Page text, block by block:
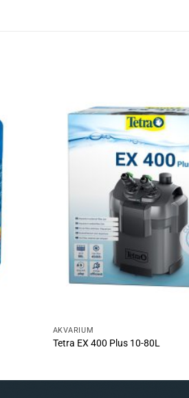
AKVÁRIUM
Tetra EX 400 Plus 10-80L